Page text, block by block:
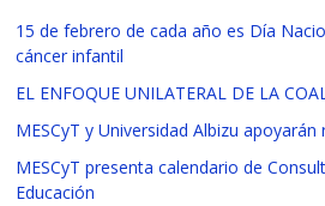
15 de febrero de cada año es Día
cáncer infantil
EL ENFOQUE UNILATERAL DE LA
MESCyT y Universidad Albizu
MESCyT presenta calendario de
Educación